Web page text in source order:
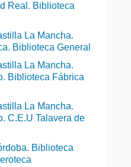
Real. Biblioteca
La Mancha.
Biblioteca General
La Mancha.
Biblioteca Fábrica
La Mancha.
C.E.U Talavera de
Biblioteca